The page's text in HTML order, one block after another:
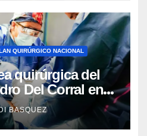
QUIRÚRGICO NACIONAL
quirúrgica del
Del Corral en
BASQUEZ